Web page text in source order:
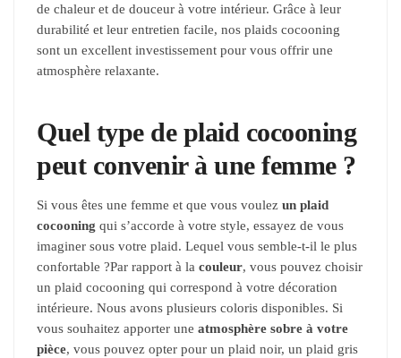
de chaleur et de douceur à votre intérieur. Grâce à leur
durabilité et leur entretien facile, nos plaids cocooning
sont un excellent investissement pour vous offrir une
atmosphère relaxante.
Quel type de plaid cocooning
peut convenir à une femme ?
Si vous êtes une femme et que vous voulez un plaid
cocooning qui s’accorde à votre style, essayez de vous
imaginer sous votre plaid. Lequel vous semble-t-il le plus
confortable ?Par rapport à la couleur, vous pouvez choisir
un plaid cocooning qui correspond à votre décoration
intérieure. Nous avons plusieurs coloris disponibles. Si
vous souhaitez apporter une atmosphère sobre à votre
pièce, vous pouvez opter pour un plaid noir, un plaid gris